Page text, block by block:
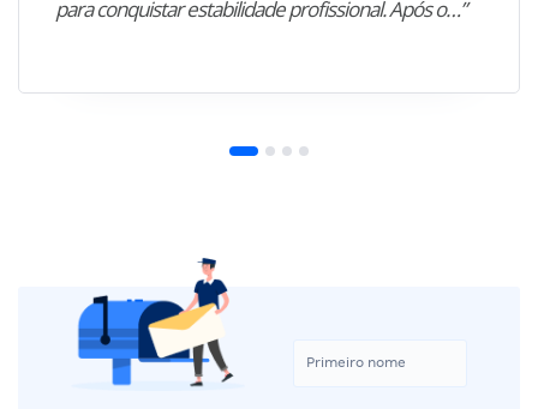
para conquistar estabilidade profissional. Após o…”